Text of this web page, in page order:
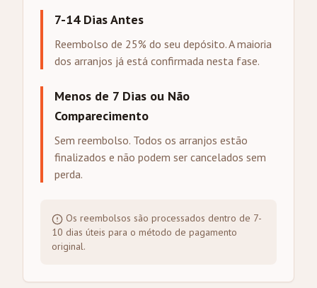
7-14 Dias Antes
Reembolso de 25% do seu depósito. A maioria
dos arranjos já está confirmada nesta fase.
Menos de 7 Dias ou Não
Comparecimento
Sem reembolso. Todos os arranjos estão
finalizados e não podem ser cancelados sem
perda.
Os reembolsos são processados dentro de 7-
10 dias úteis para o método de pagamento
original.